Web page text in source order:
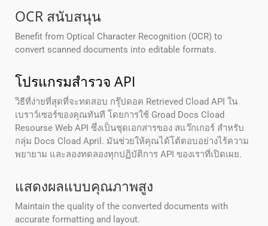
OCR สนับสนุน
Benefit from Optical Character Recognition (OCR) to
convert scanned documents into editable formats.
โปรแกรมสํารวจ API
วิธีที่ง่ายที่สุดที่จะทดสอบ กรุ๊ปดอค Retrieved Cload API ใน
เบราว์เซอร์ของคุณทันที โดยการใช้ Groad Docs Cload
Resourse Web API ซึ่งเป็นชุดเอกสารของ สแว๊กเกอร์ สําหรับ
กลุ่ม Docs Cload April. มันช่วยให้คุณได้โต้ตอบอย่างไร้ความ
พยายาม และลองทดลองทุกปฏิบัติการ API ของเราที่เปิดเผย.
แสดงผลแบบคุณภาพสูง
Maintain the quality of the converted documents with
accurate formatting and layout.